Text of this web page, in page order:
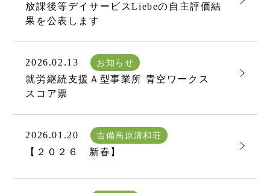
放課後等デイサービスLiebeの自主評価結
果を公表します
2026.02.13 お知らせ
就労継続支援Ａ型事業所 青空ワークス
スコア票
2026.01.20 吉備高原清和荘
【２０２６ 新春】